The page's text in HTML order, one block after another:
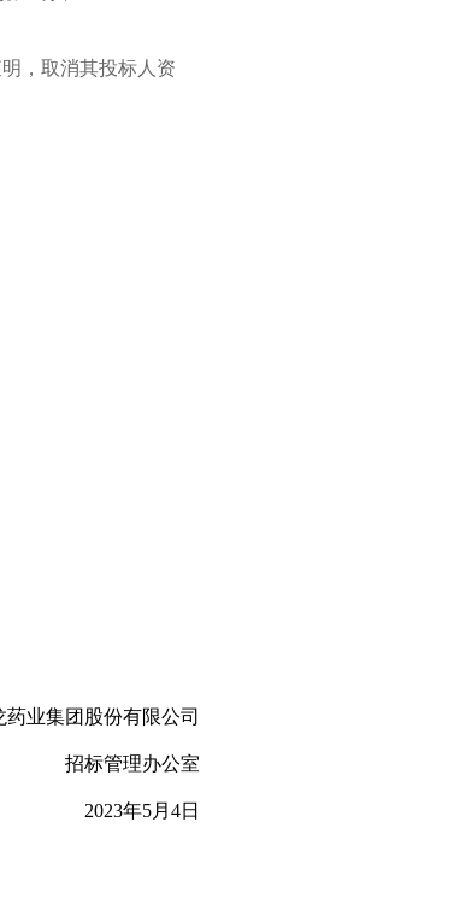
，取消其投标人资
药业集团股份有限公司
招标管理办公室
2023年5月 4日